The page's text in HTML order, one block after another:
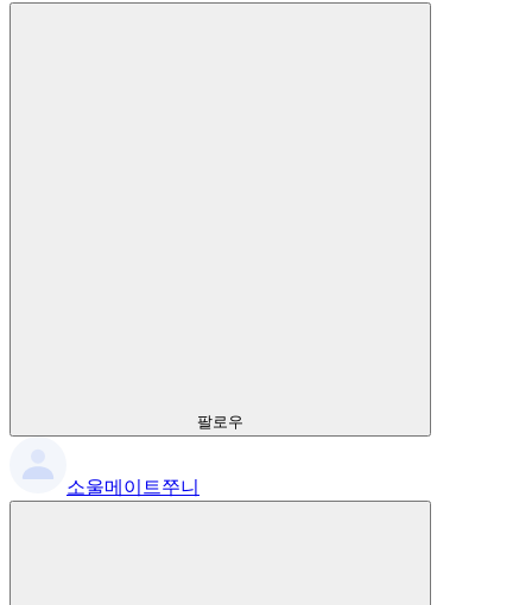
팔로우
소울메이트쭈니